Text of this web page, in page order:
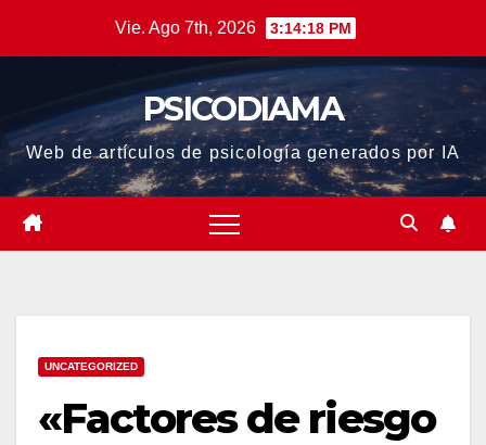
Vie. Ago 7th, 2026 3:14:19 PM
PSICODIAMA
Web de artículos de psicología generados por IA
UNCATEGORIZED
«Factores de riesgo